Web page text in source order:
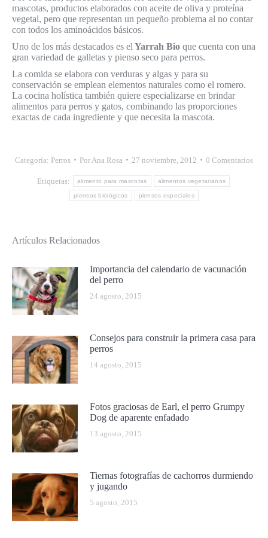
mascotas, productos elaborados con aceite de oliva y proteína
vegetal, pero que representan un pequeño problema al no contar
con todos los aminoácidos básicos.
Uno de los más destacados es el Yarrah Bio que cuenta con una
gran variedad de galletas y pienso seco para perros.
La comida se elabora con verduras y algas y para su
conservación se emplean elementos naturales como el romero.
La cocina holística también quiere especializarse en brindar
alimentos para perros y gatos, combinando las proporciones
exactas de cada ingrediente y que necesita la mascota.
Categoría: Perros Por Ana Rosa 27 noviembre, 2012 0 Comentarios
Etiquetas: alimento para mascotas alimentos vegetarianos
piensos biológicos piensos especiales
Artículos Relacionados
Importancia del calendario de vacunación
del perro
24 agosto, 2015
Consejos para construir la primera casa para
perros
14 agosto, 2015
Fotos graciosas de Earl, el perro Grumpy
Dog de aparente enfadado
13 agosto, 2015
Tiernas fotografías de cachorros durmiendo
y jugando
5 agosto, 2015